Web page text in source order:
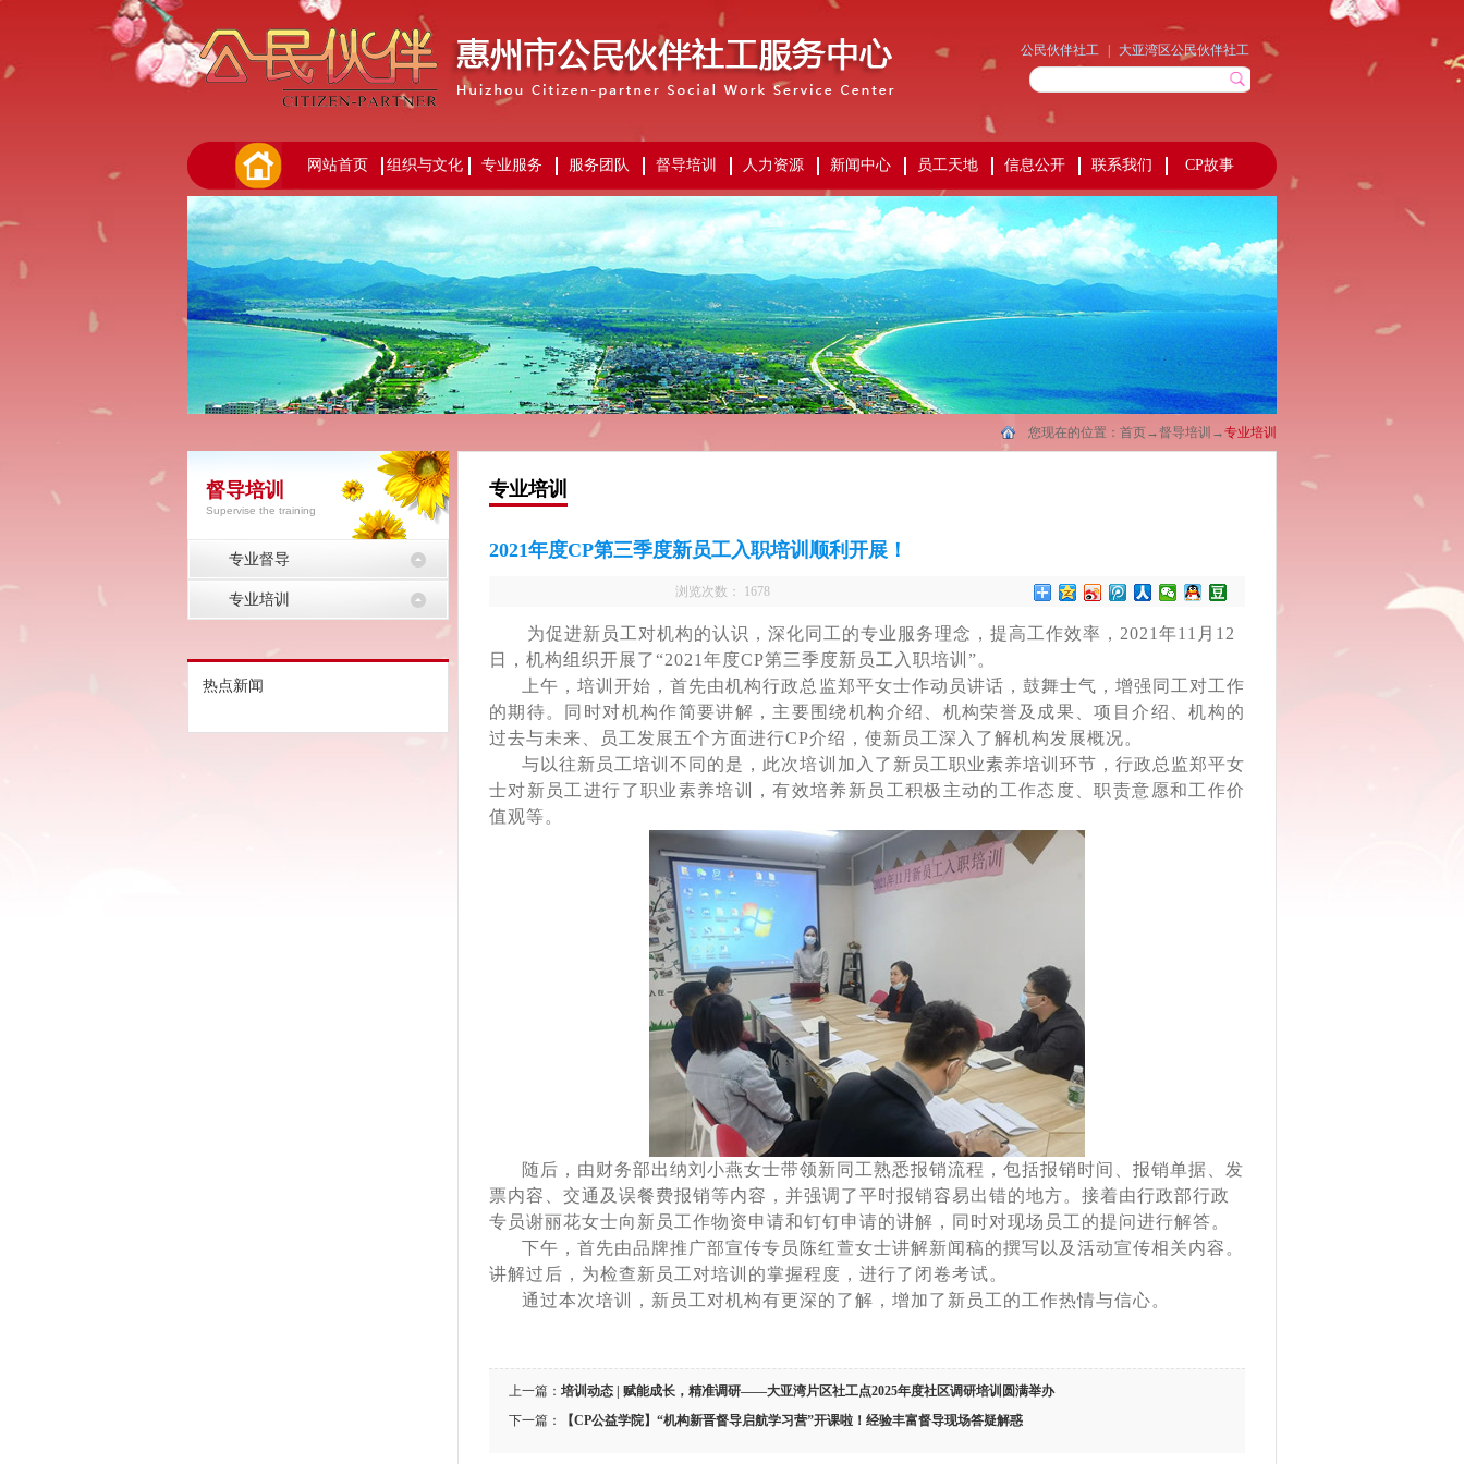
公民伙伴社工 大亚湾区公民伙伴社工
网站首页 组织与文化 专业服务 服务团队 督导培训 人力资源 新闻中心 员工天地 信息公开 联系我们 CP故事
您现在的位置： 首页→督导培训 →专业培训
督导培训
Supervise the training
专业督导
专业培训
热点新闻
专业培训
2021年度CP第三季度新员工入职培训顺利开展！
浏览次数： 1678
为促进新员工对机构的认识，深化同工的专业服务理念，提高工作效率， 2021年11 月12
日， 机构组织开展了“2021年度CP第三季度新员工入职培训”。
上午，培训开始，首先由机构行政总监郑平女士作动员讲话，鼓舞士气，增强同工对工作
的期待。同时对机构作简要讲解，主要围绕机构介绍、机构荣誉及成果、项目介绍、机构的
过去与未来、员工发展五个方面进行CP介绍，使新员工深入了解机构发展概况。
与以往新员工培训不同的是，此次培训加入了新员工职业素养培训环节，行政总监郑平女
士对新员工进行了职业素养培训，有效培养新员工积极主动的工作态度、职责意愿和工作价
值观等。
随后，由财务部出纳刘小燕女士带领新同工熟悉报销流程，包括报销时间、报销单据、发
票内容、交通及误餐费报销等内容，并强调了平时报销容易出错的地方。接着由行政部行政
专员谢丽花女士向新员工作物资申请和钉钉申请的讲解，同时对现场员工的提问进行解答。
下午，首先由品牌推广部宣传专员陈红萱女士讲解新闻稿的撰写以及活动宣传相关内容。
讲解过后，为检查新员工对培训的掌握程度，进行了闭卷考试。
通过本次培训，新员工对机构有更深的了解，增加了新员工的工作热情与信心。
上一篇： 培训动态 | 赋能成长，精准调研——大亚湾片区社工点2025年度社区调研培训圆满举办
下一篇：
【CP公益学院】“机构新晋督导启航学习营”开课啦！经验丰富督导现场答疑解惑